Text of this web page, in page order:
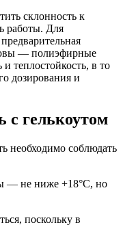
склонность к
работы. Для
— полиэфирные
теплостойкость, в то
дозирования и
с гелькоутом
необходимо соблюдать
— не ниже +18°С, но
поскольку в